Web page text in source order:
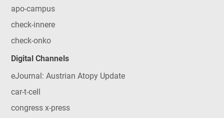
apo-campus
check-innere
check-onko
Digital Channels
eJournal: Austrian Atopy Update
car-t-cell
congress x-press